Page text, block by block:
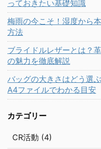
っておきたい基礎知識
梅雨の今こそ！湿度から
方法
ブライドルレザーとは？
の魅力を徹底解説
バッグの大きさはどう選
A4ファイルでわかる目安
カテゴリー
CR活動 (4)